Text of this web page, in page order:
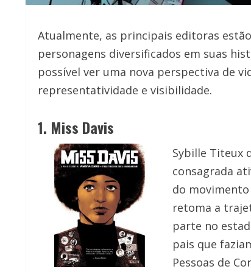
Atualmente, as principais editoras
personagens diversificados em suas
possível ver uma nova perspectiva de
representatividade e visibilidade.
1. Miss Davis
Sybille Titeux
consagrada
do
retoma a
parte no
pais que
Pessoas de